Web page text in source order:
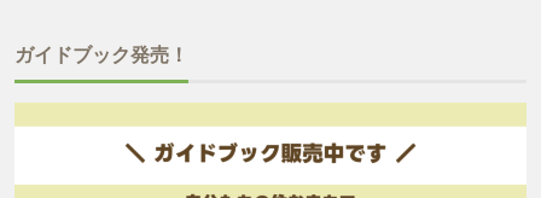
ガイドブック発売！